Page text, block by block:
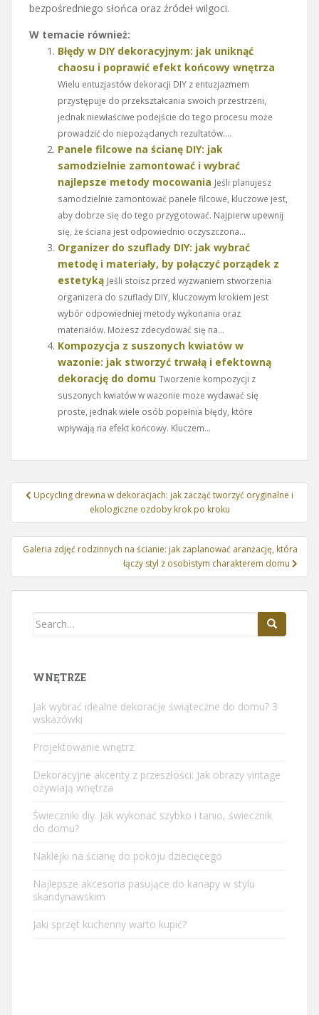
bezpośredniego słońca oraz źródeł wilgoci.
W temacie również:
Błędy w DIY dekoracyjnym: jak uniknąć
chaosu i poprawić efekt końcowy wnętrza
Wielu entuzjastów dekoracji DIY z entuzjazmem
przystępuje do przekształcania swoich przestrzeni,
jednak niewłaściwe podejście do tego procesu może
prowadzić do niepożądanych rezultatów....
Panele filcowe na ścianę DIY: jak
samodzielnie zamontować i wybrać
najlepsze metody mocowania Jeśli planujesz
samodzielnie zamontować panele filcowe, kluczowe jest,
aby dobrze się do tego przygotować. Najpierw upewnij
się, że ściana jest odpowiednio oczyszczona...
Organizer do szuflady DIY: jak wybrać
metodę i materiały, by połączyć porządek z
estetyką Jeśli stoisz przed wyzwaniem stworzenia
organizera do szuflady DIY, kluczowym krokiem jest
wybór odpowiedniej metody wykonania oraz
materiałów. Możesz zdecydować się na...
Kompozycja z suszonych kwiatów w
wazonie: jak stworzyć trwałą i efektowną
dekorację do domu Tworzenie kompozycji z
suszonych kwiatów w wazonie może wydawać się
proste, jednak wiele osób popełnia błędy, które
wpływają na efekt końcowy. Kluczem...
Nawigacja
Upcycling drewna w dekoracjach: jak zacząć tworzyć oryginalne i
ekologiczne ozdoby krok po kroku
Galeria zdjęć rodzinnych na ścianie: jak zaplanować aranżację, która
łączy styl z osobistym charakterem domu
Search
WNĘTRZE
Jak wybrać idealne dekoracje świąteczne do domu? 3
wskazówki
Projektowanie wnętrz
Dekoracyjne akcenty z przeszłości: Jak obrazy vintage
ożywiają wnętrza
Świeczniki diy. Jak wykonać szybko i tanio, świecznik
do domu?
Naklejki na ścianę do pokoju dziecięcego
Najlepsze akcesoria pasujące do kanapy w stylu
skandynawskim
Jaki sprzęt kuchenny warto kupić?